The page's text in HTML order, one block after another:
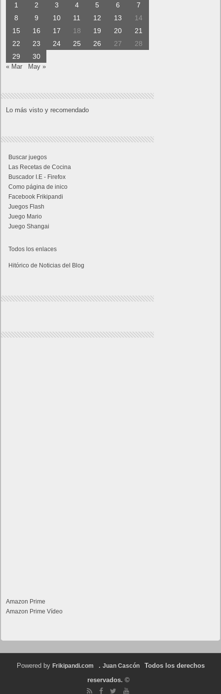
1 2 3 4 5 6
7
8
9 10 11 12 13
14
15
16 17 18 19 20
21
22
23 24 25 26 27
28
29
30
« Mar May »
Lo más visto y recomendado
Buscar juegos
Las Recetas de Cocina
Buscador I.E - Firefox
Como página de inico
Facebook Frikipandi
Juegos Flash
Juego Mario
Juego Shangai
Todos los enlaces
Hitórico de Noticias del Blog
Amazon Prime
Amazon Prime Vídeo
Powered by Frikipandi.com . Juan Cascón
Todos los derechos
reservados. ©